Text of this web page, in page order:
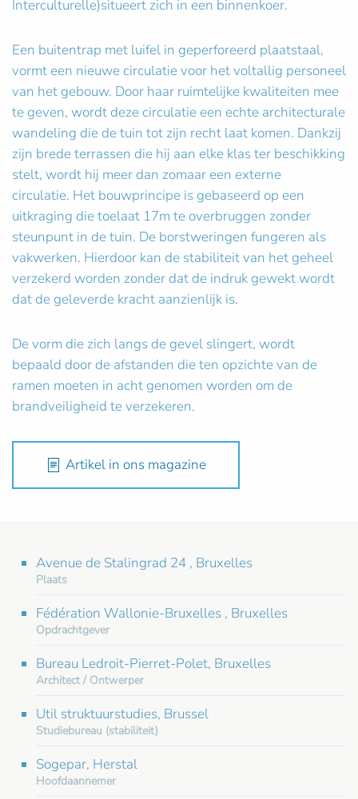
Interculturelle)situeert zich in een binnenkoer.
Een buitentrap met luifel in geperforeerd plaatstaal,
vormt een nieuwe circulatie voor het voltallig personeel
van het gebouw. Door haar ruimtelijke kwaliteiten mee
te geven, wordt deze circulatie een echte architecturale
wandeling die de tuin tot zijn recht laat komen. Dankzij
zijn brede terrassen die hij aan elke klas ter beschikking
stelt, wordt hij meer dan zomaar een externe
circulatie. Het bouwprincipe is gebaseerd op een
uitkraging die toelaat 17m te overbruggen zonder
steunpunt in de tuin. De borstweringen fungeren als
vakwerken. Hierdoor kan de stabiliteit van het geheel
verzekerd worden zonder dat de indruk gewekt wordt
dat de geleverde kracht aanzienlijk is.
De vorm die zich langs de gevel slingert, wordt
bepaald door de afstanden die ten opzichte van de
ramen moeten in acht genomen worden om de
brandveiligheid te verzekeren.
Artikel in ons magazine
Avenue de Stalingrad 24 , Bruxelles
Plaats
Fédération Wallonie-Bruxelles , Bruxelles
Opdrachtgever
Bureau Ledroit-Pierret-Polet, Bruxelles
Architect / Ontwerper
Util struktuurstudies, Brussel
Studiebureau (stabiliteit)
Sogepar, Herstal
Hoofdaannemer